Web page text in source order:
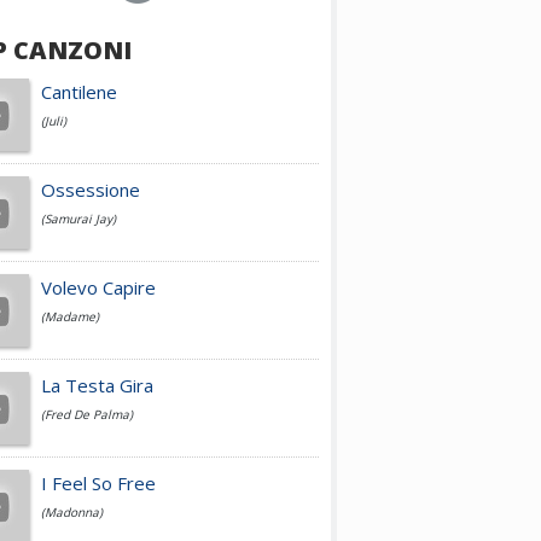
Achille Lauro
Cesare Cremonini
Jovanotti
Fedez
Simone Cristicchi
CANZONI
Cantilene
(Juli)
Ossessione
(Samurai Jay)
Volevo Capire
(Madame)
La Testa Gira
(Fred De Palma)
I Feel So Free
(Madonna)